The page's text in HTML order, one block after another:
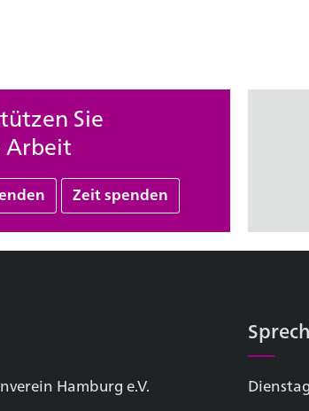
Sie
Arbeit
Zeit spenden
Hamburg e.V.